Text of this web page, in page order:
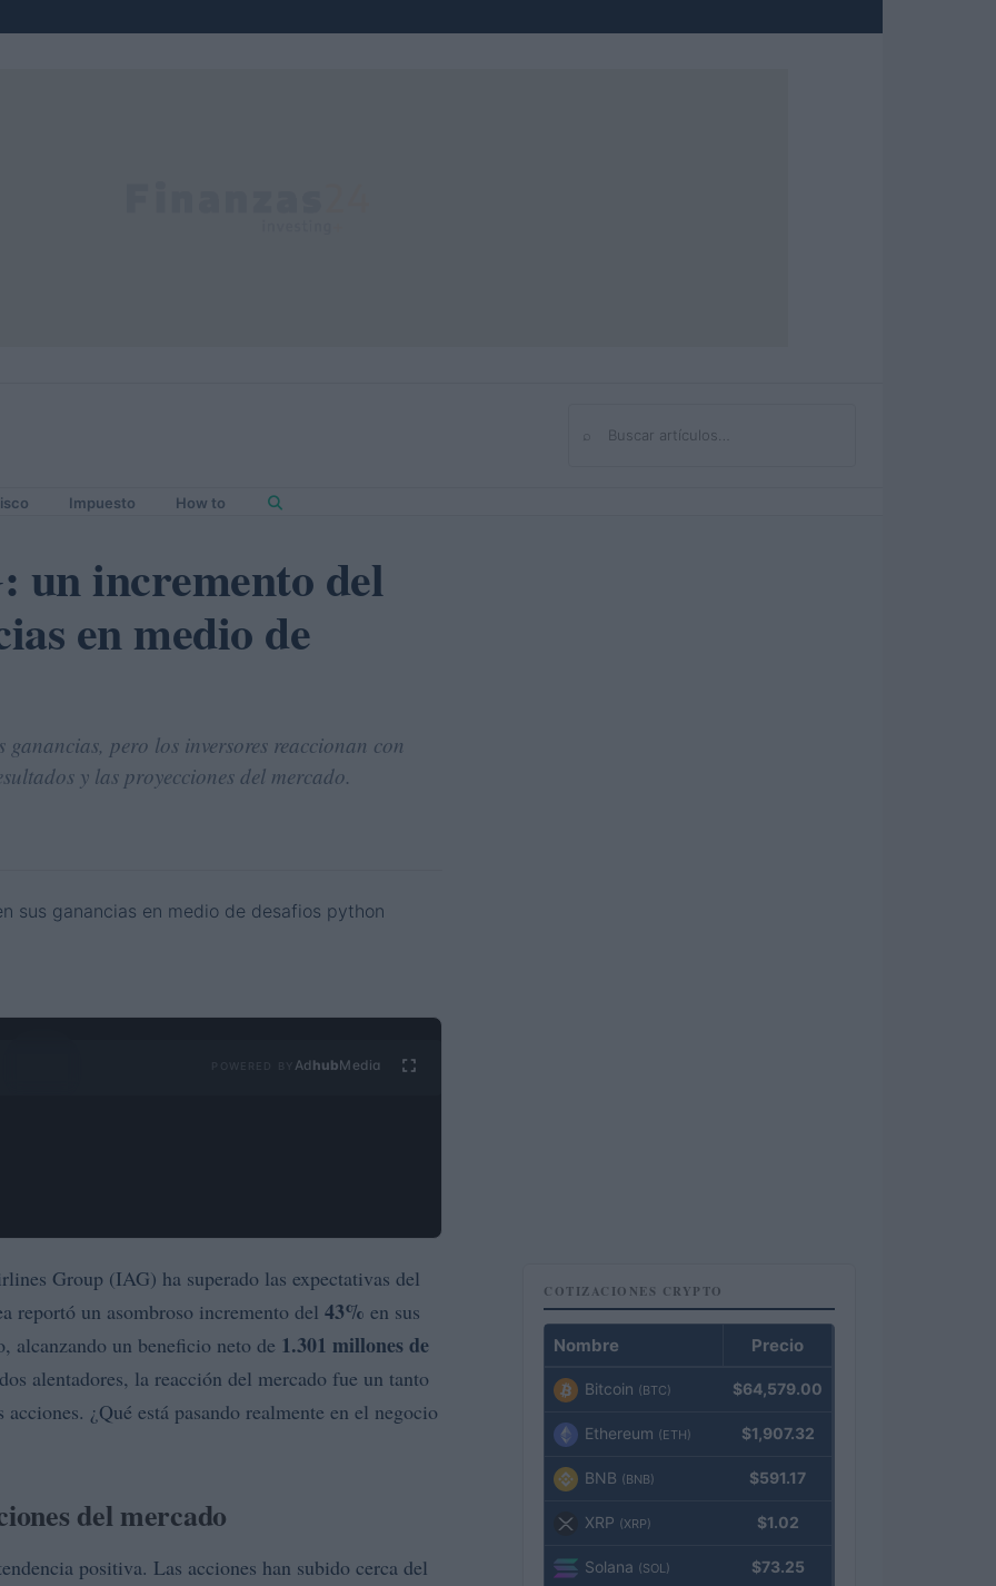
Buscar
Impuesto How to
un incremento del
en medio de
pero los inversores reaccionan con
y las proyecciones del mercado.
Ad hubMedia
Group (IAG) ha superado las expectativas del
reportó un asombroso incremento del 43% en sus
alcanzando un beneficio neto de 1.301 millones de
alentadores, la reacción del mercado fue un tanto
¿Qué está pasando realmente en el negocio
del mercado
positiva. Las acciones han subido cerca del
COTIZACIONES CRYPTO
Nombre Precio
Bitcoin (BTC) $64,579.00
Ethereum (ETH) $1,907.32
BNB (BNB) $591.17
XRP (XRP) $1.02
Solana (SOL) $73.25